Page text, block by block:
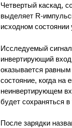
Четвертый каскад,
выделяет R-
исходном
Исследуемый
инвертирующий
оказывается
состояние, когда на
неинвертирующем
будет сохраняться
После зарядки